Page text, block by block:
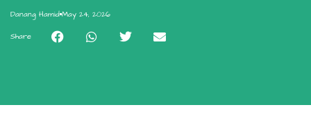
Danang Hamid May 24, 2026
Share